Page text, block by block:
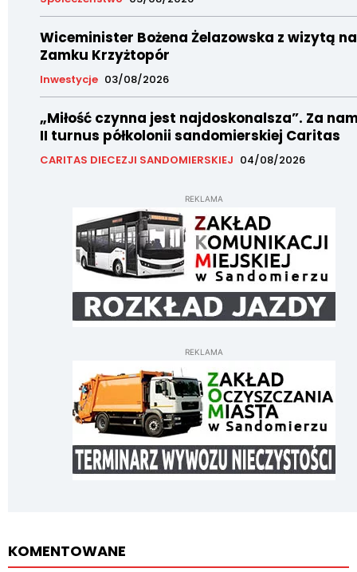
Wiceminister Bożena Żelazowska z wizytą na
Zamku Krzyżtopór
Inwestycje 03/08/2026
„Miłość czynna jest najdoskonalsza”. Za
II turnus półkolonii sandomierskiej Caritas
CARITAS DIECEZJI SANDOMIERSKIEJ 04/08/2026
REKLAMA
REKLAMA
KOMENTOWANE